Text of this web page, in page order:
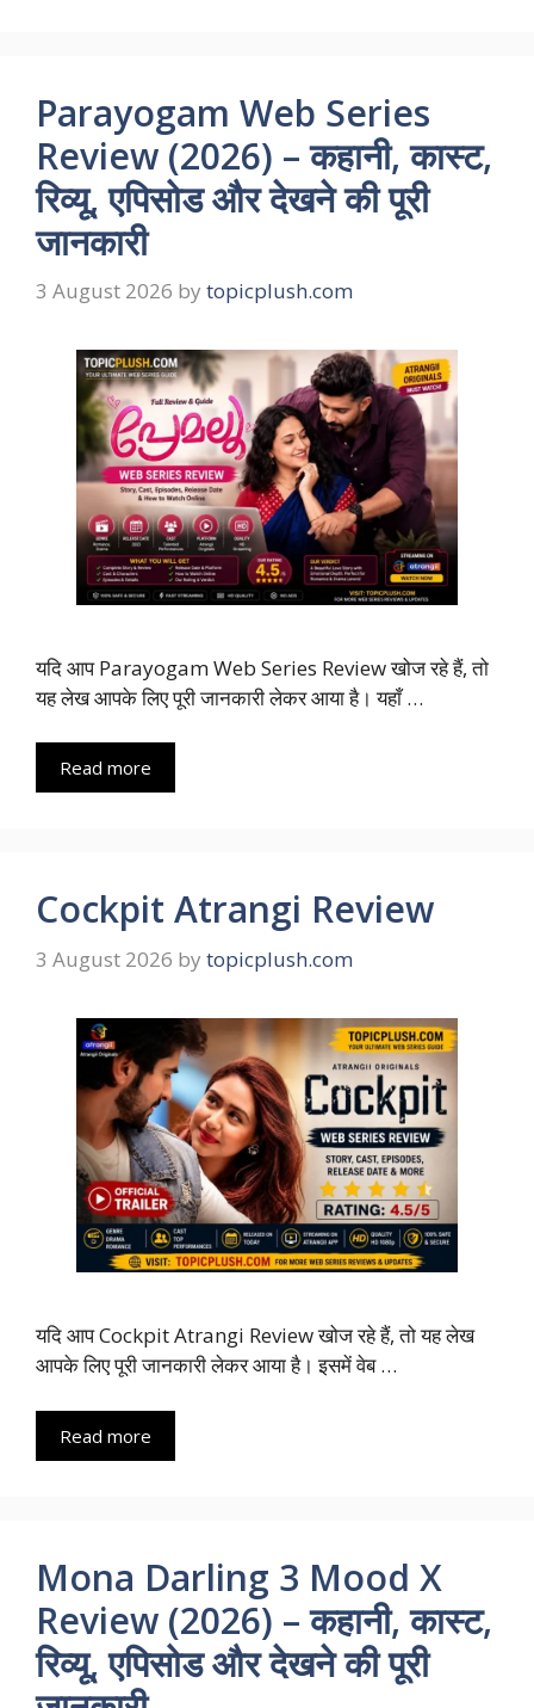
Parayogam Web Series
Review (2026) – कहानी, कास्ट,
रिव्यू, एपिसोड और देखने की पूरी
जानकारी
3 August 2026 by topicplush.com
यदि आप Parayogam Web Series Review खोज रहे हैं, तो
यह लेख आपके लिए पूरी जानकारी लेकर आया है। यहाँ …
Read more
Cockpit Atrangi Review
3 August 2026 by topicplush.com
यदि आप Cockpit Atrangi Review खोज रहे हैं, तो यह लेख
आपके लिए पूरी जानकारी लेकर आया है। इसमें वेब …
Read more
Mona Darling 3 Mood X
Review (2026) – कहानी, कास्ट,
रिव्यू, एपिसोड और देखने की पूरी